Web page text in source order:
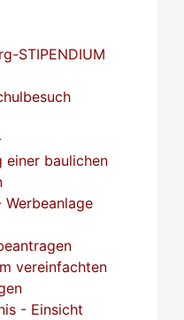
STIPENDIUM
einer baulichen
Werbeanlage
vereinfachten
- Einsicht